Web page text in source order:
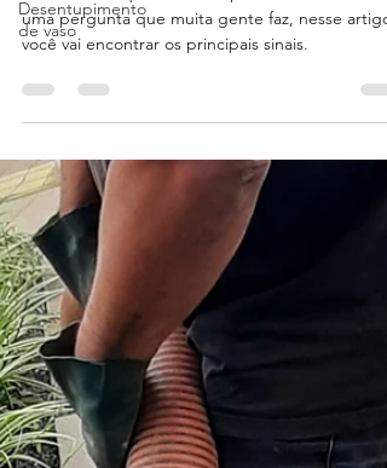
Desentupimento
de vaso
cheia
Como eu sei que a fossa séptica está cheia? Essa
uma pergunta que muita gente faz, nesse artigo